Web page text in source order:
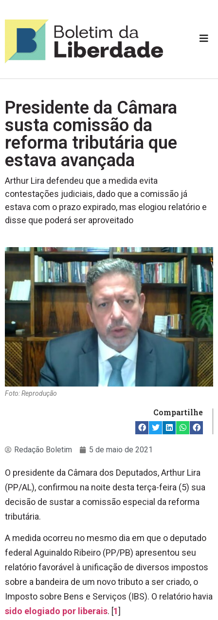
Presidente da Câmara
susta comissão da
reforma tributária que
estava avançada
Arthur Lira defendeu que a medida evita
contestações judiciais, dado que a comissão já
estava com o prazo expirado, mas elogiou relatório e
disse que poderá ser aproveitado
Foto: Reprodução
Compartilhe
Redação Boletim 5 de maio de 2021
O presidente da Câmara dos Deputados, Arthur Lira
(PP/AL), confirmou na noite desta terça-feira (5) sua
decisão de sustar a comissão especial da reforma
tributária.
A medida ocorreu no mesmo dia em que o deputado
federal Aguinaldo Ribeiro (PP/PB) apresentou seu
relatório favorável à unificação de diversos impostos
sobre a bandeira de um novo tributo a ser criado, o
Imposto sobre Bens e Serviços (IBS). O relatório havia
sido elogiado por liberais. [1]